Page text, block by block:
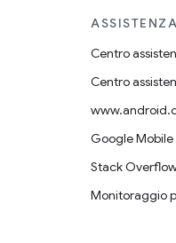
ASSISTENZA
Centro
Centro
Google Mobile
Stack
Monitoraggio